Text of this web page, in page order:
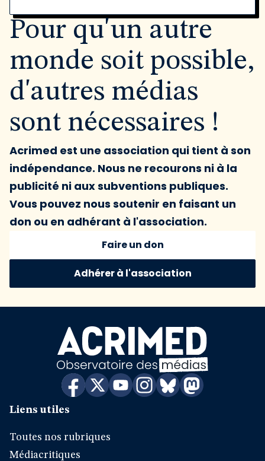
Pour qu'un autre
monde soit possible,
d'autres médias
sont nécessaires !
Acrimed est une association qui tient à son
indépendance. Nous ne recourons ni à la
publicité ni aux subventions publiques.
Vous pouvez nous soutenir en faisant un
don ou en adhérant à l'association.
Faire un don
Adhérer à l'association
Liens utiles
Toutes nos rubriques
Médiacritiques